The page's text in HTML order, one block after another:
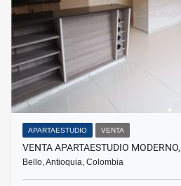
APARTAESTUDIO VENTA
VENTA APARTAESTUDIO
Bello, Antioquia, Colombia